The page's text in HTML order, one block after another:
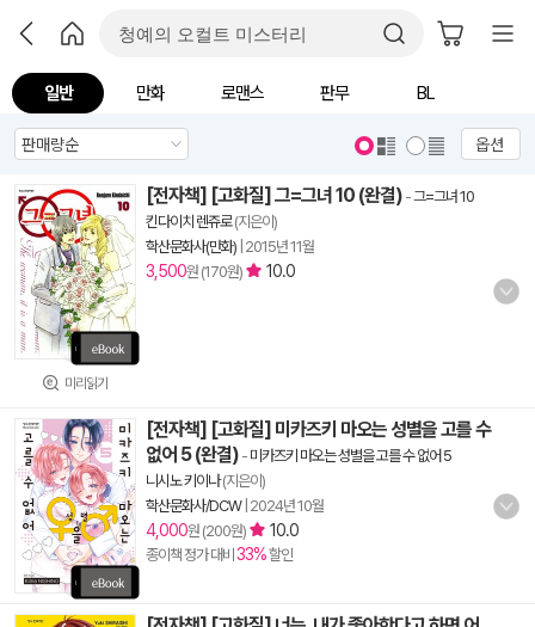
일반 만화 로맨스 판무 BL
옵션
미리읽기
[전자책] [고화질] 그=그녀 10 (완결) -그=그녀 10
킨다이치 렌쥬로(지은이)
학산문화사(만화) 2015년 11월
3,500원 (170원) 10.0
[전자책] [고화질] 미카즈키 마오는 성별을 고를 수
없어 5 (완결) - 미카즈키 마오는 성별을 고를 수 없어 5
니시노 키이나(지은이)
학산문화사/DCW| 2024년 10월
4,000원 (200원) 10.0
종이책 정가 대비 33%할인